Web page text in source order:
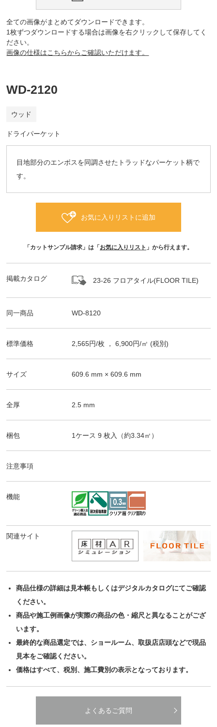
全ての画像がまとめてダウンロードできます。
1枚ずつダウンロードする場合は画像を右クリックして保存してく
ださい。
画像の仕様はこちらからご確認いただけます。
WD-2120
ウッド
ドライパーケット
目地部分のエンボスを同調させたトラッドなパーケット柄で
す。
お気に入りリストに追加
「カットサンプル請求」は「 お気に入りリスト 」から行えます。
掲載カタログ 23-26 フロアタイル(FLOOR TILE)
同一商品 WD-8120
標準価格 2,565円/枚 ，6,900円/㎡ (税別)
サイズ 609.6 mm ×609.6 mm
全厚 2.5 mm
梱包 1ケース9 枚入（約3.34㎡）
注意事項
機能
関連サイト
商品仕様の詳細は見本帳もしくはデジタルカタログにてご確認
ください。
商品や施工例画像が実際の商品の色・縮尺と異なることがござ
います。
最終的な商品選定では、ショールーム、取扱店店頭などで現品
見本をご確認ください。
価格はすべて、税別、施工費別の表示となっております。
よくあるご質問